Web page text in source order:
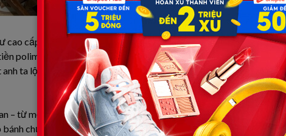
cao cấp ở Hà Nội báo hiệu một mùa Tết nữa lại về. Trong phòng
polime mới cứng. 100 triệu đồng – tiền thưởng Tết cho vị trí
ta lộ rõ vẻ đắc thắng, tay vỗ vỗ xấp tiền vào lòng bàn tay như thể
– từ một vùng quê nghèo miền Trung – lỉnh kỉnh xách theo túi quà
bánh chưng xanh. Họ đi xe khách ròng rã 8 tiếng đồng hồ chỉ để lên